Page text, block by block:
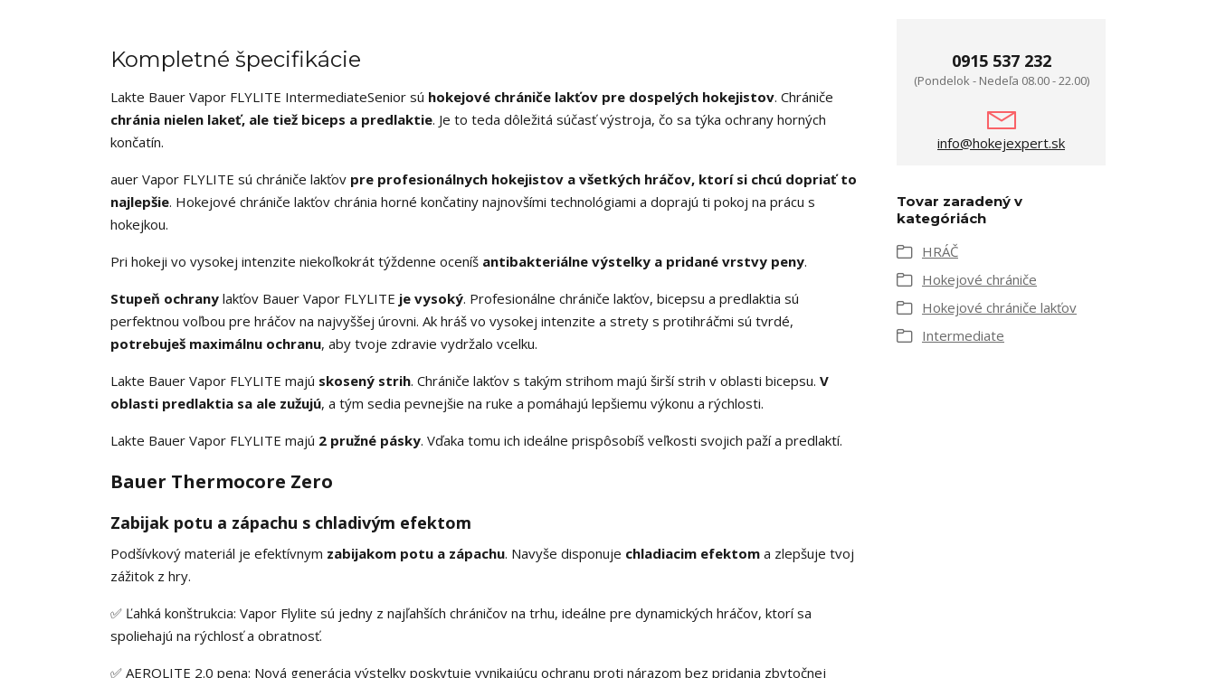
Kompletné špecifikácie
Lakte Bauer Vapor FLYLITE IntermediateSenior sú hokejové chrániče lakťov pre dospelých hokejistov. Chrániče
chránia nielen lakeť, ale tiež biceps a predlaktie. Je to teda dôležitá súčasť výstroja, čo sa týka ochrany horných
končatín.
auer Vapor FLYLITE sú chrániče lakťov pre profesionálnych hokejistov a všetkých hráčov, ktorí si chcú dopriať to
najlepšie. Hokejové chrániče lakťov chránia horné končatiny najnovšími technológiami a doprajú ti pokoj na prácu s
hokejkou.
Pri hokeji vo vysokej intenzite niekoľkokrát týždenne oceníš antibakteriálne výstelky a pridané vrstvy peny.
Stupeň ochrany lakťov Bauer Vapor FLYLITE je vysoký. Profesionálne chrániče lakťov, bicepsu a predlaktia sú
perfektnou voľbou pre hráčov na najvyššej úrovni. Ak hráš vo vysokej intenzite a strety s protihráčmi sú tvrdé,
potrebuješ maximálnu ochranu, aby tvoje zdravie vydržalo vcelku.
Lakte Bauer Vapor FLYLITE majú skosený strih. Chrániče lakťov s takým strihom majú širší strih v oblasti bicepsu. V
oblasti predlaktia sa ale zužujú, a tým sedia pevnejšie na ruke a pomáhajú lepšiemu výkonu a rýchlosti.
Lakte Bauer Vapor FLYLITE majú 2 pružné pásky. Vďaka tomu ich ideálne prispôsobíš veľkosti svojich paží a predlaktí.
Bauer Thermocore Zero
Zabijak potu a zápachu s chladivým efektom
Podšívkový materiál je efektívnym zabijakom potu a zápachu. Navyše disponuje chladiacim efektom a zlepšuje tvoj
zážitok z hry.
✅ Ľahká konštrukcia: Vapor Flylite sú jedny z najľahších chráničov na trhu, ideálne pre dynamických hráčov, ktorí sa
spoliehajú na rýchlosť a obratnosť.
✅ AEROLITE 2.0 pena: Nová generácia výstelky poskytuje vynikajúcu ochranu proti nárazom bez pridania zbytočnej
0915 537 232
(Pondelok - Nedeľa 08.00 - 22.00)
info@hokejexpert.sk
Tovar zaradený v
kategóriách
HRÁČ
Hokejové chrániče
Hokejové chrániče lakťov
Intermediate